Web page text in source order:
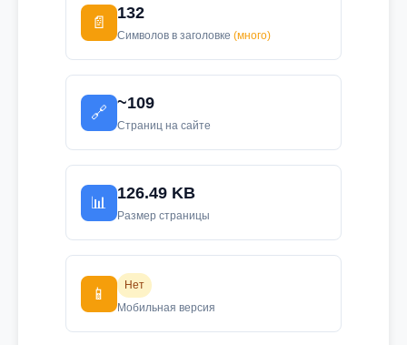
📄
132
Символов в заголовке (много)
🔗
~109
Страниц на сайте
📊
126.49 KB
Размер страницы
📱
Нет
Мобильная версия